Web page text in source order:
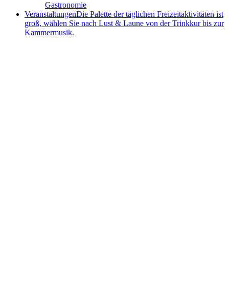
Gastronomie
VeranstaltungenDie Palette der täglichen Freizeitaktivitäten ist
groß, wählen Sie nach Lust & Laune von der Trinkkur bis zur
Kammermusik.